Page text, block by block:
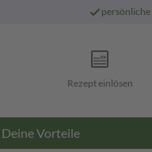
persönliche
Rezept einlösen
Deine Vorteile